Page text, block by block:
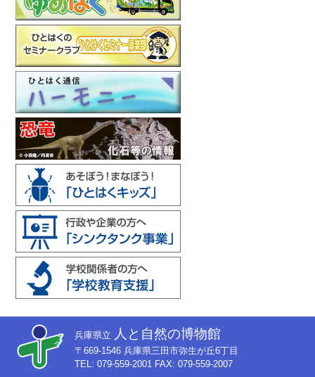
兵庫県立 人と自然の博物館
〒669-1546 兵庫県三田市弥生が丘6丁目
TEL: 079-559-2001 FAX: 079-559-2007